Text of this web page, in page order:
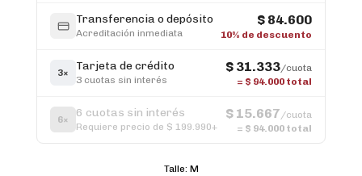
Transferencia o depósito
Acreditación inmediata
$ 84.600
10% de descuento
3×
Tarjeta de crédito
3 cuotas sin interés
$ 31.333/cuota
= $ 94.000 total
6×
6 cuotas sin interés
Requiere precio de $ 199.990+
$ 15.667 /cuota
= $ 94.000 total
Talle: M